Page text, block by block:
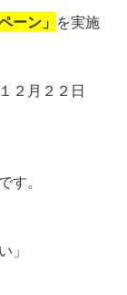
ーン」 を実施
２月２２日
。
」